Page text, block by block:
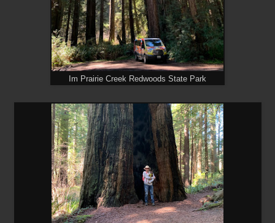
Im Prairie Creek Redwoods State Park